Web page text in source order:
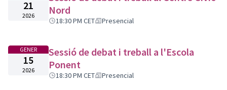
21
2026
Nord
18:30 PM CET Presencial
GENER
15
2026
Sessió de debat i treball a l'Escola
Ponent
18:30 PM CET Presencial